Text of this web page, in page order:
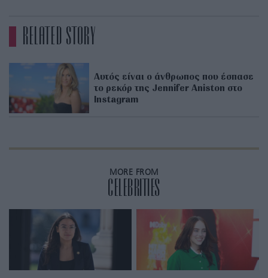
RELATED STORY
Αυτός είναι ο άνθρωπος που έσπασε
το ρεκόρ της Jennifer Aniston στο
Instagram
MORE FROM
CELEBRITIES